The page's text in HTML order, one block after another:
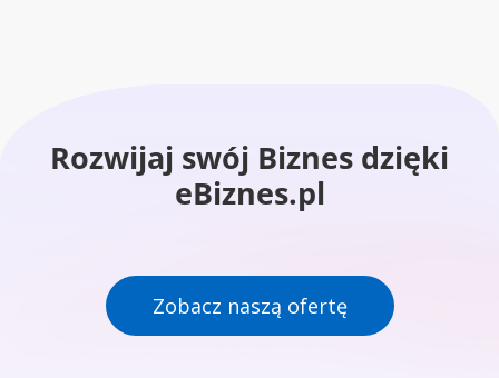
Rozwijaj swój Biznes dzięki
eBiznes.pl
Zobacz naszą ofertę